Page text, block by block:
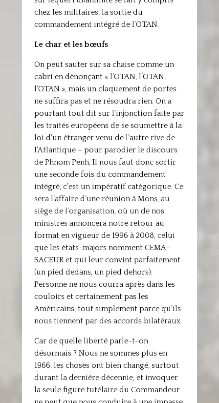
chez les militaires, la sortie du
commandement intégré de l’OTAN.
Le char et les bœufs
On peut sauter sur sa chaise comme un
cabri en dénonçant « l’OTAN, l’OTAN,
l’OTAN », mais un claquement de portes
ne suffira pas et ne résoudra rien. On a
pourtant tout dit sur l’injonction faite par
les traités européens de se soumettre à la
loi d’un étranger venu de l’autre rive de
l’Atlantique – pour parodier le discours
de Phnom Penh. Il nous faut donc sortir
une seconde fois du commandement
intégré, c’est un impératif catégorique. Ce
sera l’affaire d’une réunion à Mons, au
siège de l’organisation, où un de nos
ministres annoncera notre retour au
format en vigueur de 1996 à 2008, celui
que les états-majors nomment CEMA-
SACEUR et qui leur convint parfaitement
(un pied dedans, un pied dehors).
Personne ne nous courra après dans les
couloirs et certainement pas les
Américains, tout simplement parce qu’ils
nous tiennent par des accords bilatéraux.
Car de quelle liberté parle-t-on
désormais ? Nous ne sommes plus en
1966, les choses ont bien changé, surtout
durant la dernière décennie, et invoquer
la seule figure tutélaire du Commandeur